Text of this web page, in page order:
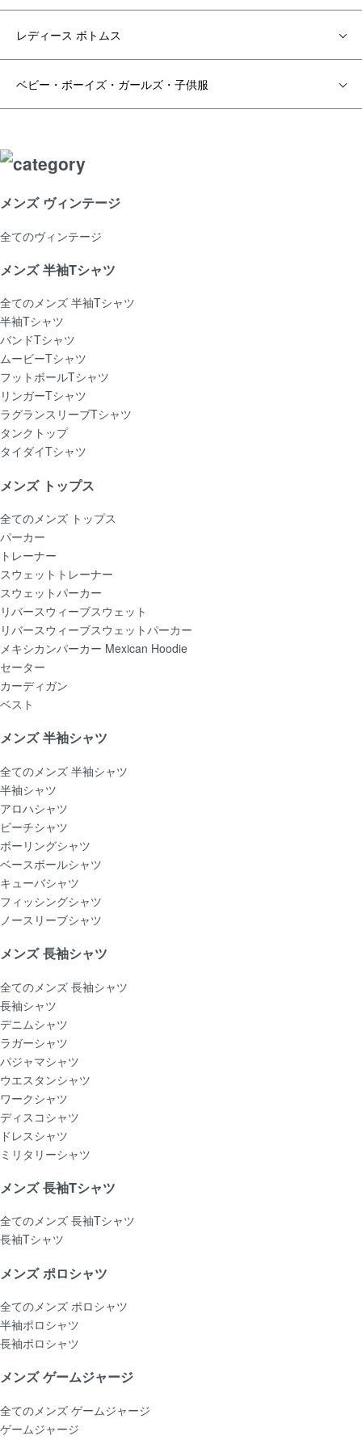
レディース ボトムス
ベビー・ボーイズ・ガールズ・子供服
メンズ ヴィンテージ
全てのヴィンテージ
メンズ 半袖Tシャツ
全てのメンズ 半袖Tシャツ
半袖Tシャツ
バンドTシャツ
ムービーTシャツ
フットボールTシャツ
リンガーTシャツ
ラグランスリーブTシャツ
タンクトップ
タイダイTシャツ
メンズ トップス
全てのメンズ トップス
パーカー
トレーナー
スウェットトレーナー
スウェットパーカー
リバースウィーブスウェット
リバースウィーブスウェットパーカー
メキシカンパーカー Mexican Hoodie
セーター
カーディガン
ベスト
メンズ 半袖シャツ
全てのメンズ 半袖シャツ
半袖シャツ
アロハシャツ
ビーチシャツ
ボーリングシャツ
ベースボールシャツ
キューバシャツ
フィッシングシャツ
ノースリーブシャツ
メンズ 長袖シャツ
全てのメンズ 長袖シャツ
長袖シャツ
デニムシャツ
ラガーシャツ
パジャマシャツ
ウエスタンシャツ
ワークシャツ
ディスコシャツ
ドレスシャツ
ミリタリーシャツ
メンズ 長袖Tシャツ
全てのメンズ 長袖Tシャツ
長袖Tシャツ
メンズ ポロシャツ
全てのメンズ ポロシャツ
半袖ポロシャツ
長袖ポロシャツ
メンズ ゲームジャージ
全てのメンズ ゲームジャージ
ゲームジャージ